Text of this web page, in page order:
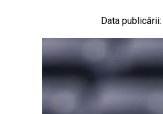
Data publicării: